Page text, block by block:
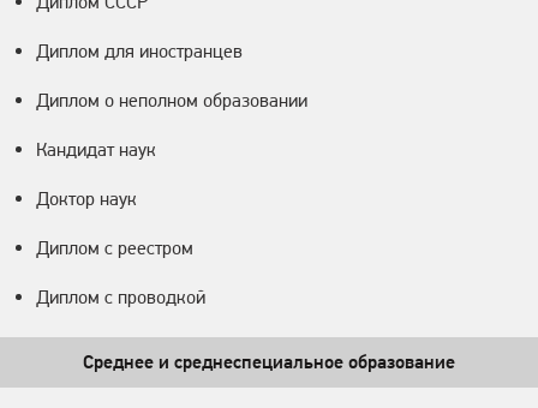
Диплом для иностранцев
Диплом о неполном образовании
Кандидат наук
Доктор наук
Диплом с реестром
Диплом с проводкой
Среднее и среднеспециальное образование